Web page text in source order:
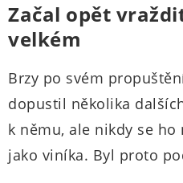
Začal opět
velkém
Brzy po svém
dopustil několika
k němu, ale nikdy se
jako viníka. Byl proto